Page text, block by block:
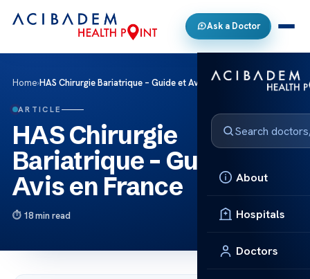
Ask a Doctor
About
Hospitals
Doctors
Home›HAS Chirurgie Bariatrique – Guide et Avis en France
ARTICLE
HAS Chirurgie
Bariatrique – Guide et
Avis en France
18 min read